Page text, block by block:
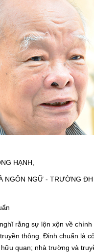
HẠNH,
NGÔN NGỮ - TRƯỜNG ĐH
rằng sự lộn xộn về chính
thông. Định chuẩn là
quan; nhà trường và